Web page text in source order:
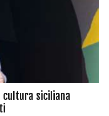
cultura siciliana